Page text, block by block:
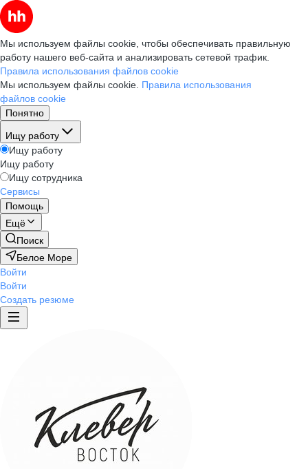
Мы используем файлы cookie, чтобы обеспечивать правильную
работу нашего веб-сайта и анализировать сетевой трафик.
Правила использования файлов cookie
Мы используем файлы cookie. Правила использования
файлов cookie
Понятно
Ищу работу
Ищу работу
Ищу работу
Ищу сотрудника
Сервисы
Помощь
Ещё
Поиск
Белое Море
Войти
Войти
Создать резюме